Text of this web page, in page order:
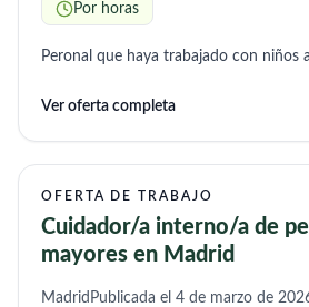
Por horas
Peronal que haya trabajado con niños
Ver oferta completa
OFERTA DE TRABAJO
Cuidador/a interno/a de
mayores en Madrid
Madrid Publicada el 4 de marzo de